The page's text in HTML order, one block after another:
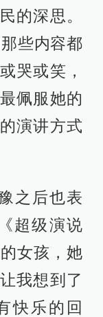
的深思。
些内容都
哭或笑，
佩服她的
演讲方式
后也表
超级演说
女孩，她
我想到了
快乐的回